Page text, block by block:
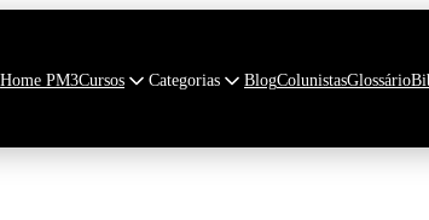
Home PM3Cursos Categorias BlogColunistasGlossário